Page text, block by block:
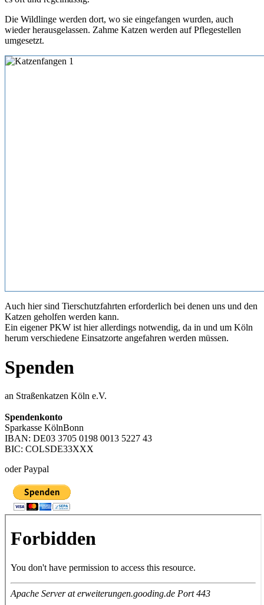
Die Wildlinge werden dort, wo sie eingefangen wurden, auch
wieder herausgelassen. Zahme Katzen werden auf Pflegestellen
umgesetzt.
Auch hier sind Tierschutzfahrten erforderlich bei denen uns und den
Katzen geholfen werden kann.
Ein eigener PKW ist hier allerdings notwendig, da in und um Köln
herum verschiedene Einsatzorte angefahren werden müssen.
Spenden
an Straßenkatzen Köln e.V.
Spendenkonto
Sparkasse KölnBonn
IBAN: DE03 3705 0198 0013 5227 43
BIC: COLSDE33XXX
oder Paypal